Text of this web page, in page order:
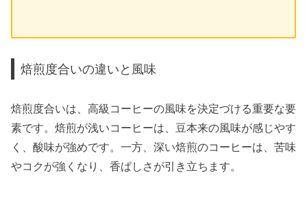
焙煎度合いの違いと風味
焙煎度合いは、高級コーヒーの風味を決定づける重要な要
素です。焙煎が浅いコーヒーは、豆本来の風味が感じやす
く、酸味が強めです。一方、深い焙煎のコーヒーは、苦味
やコクが強くなり、香ばしさが引き立ちます。